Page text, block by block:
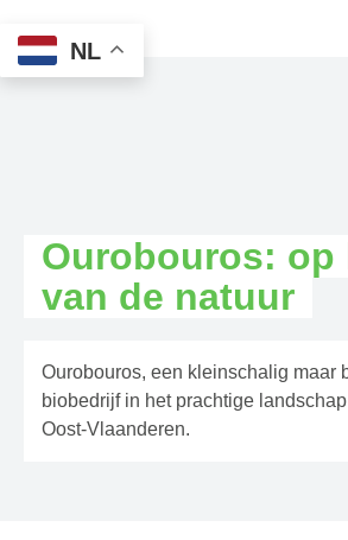
Ourobouros: op
van de natuur
Ourobouros, een kleinschalig maar
biobedrijf in het prachtige
Oost-Vlaanderen.
NL